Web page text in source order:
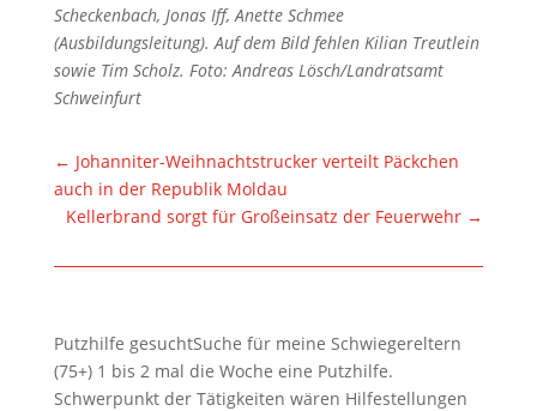
Scheckenbach, Jonas Iff, Anette Schmee
(Ausbildungsleitung). Auf dem Bild fehlen Kilian Treutlein
sowie Tim Scholz. Foto: Andreas Lösch/Landratsamt
Schweinfurt
← Johanniter-Weihnachtstrucker verteilt Päckchen
auch in der Republik Moldau
Kellerbrand sorgt für Großeinsatz der Feuerwehr →
Putzhilfe gesuchtSuche für meine Schwiegereltern
(75+) 1 bis 2 mal die Woche eine Putzhilfe.
Schwerpunkt der Tätigkeiten wären Hilfestellungen